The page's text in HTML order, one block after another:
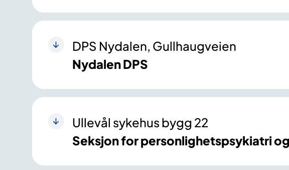
DPS Nydalen, Gullhaugveien
Nydalen DPS
Ullevål sykehus bygg 22
Seksjon for personlighetspsykiatri